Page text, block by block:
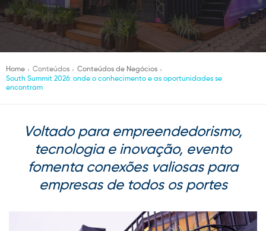
Home Conteúdos
Conteúdos de Negócios
South Summit 2026: onde o conhecimento e as oportunidades se
encontram
Voltado para empreendedorismo,
tecnologia e inovação, evento
fomenta conexões valiosas para
empresas de todos os portes